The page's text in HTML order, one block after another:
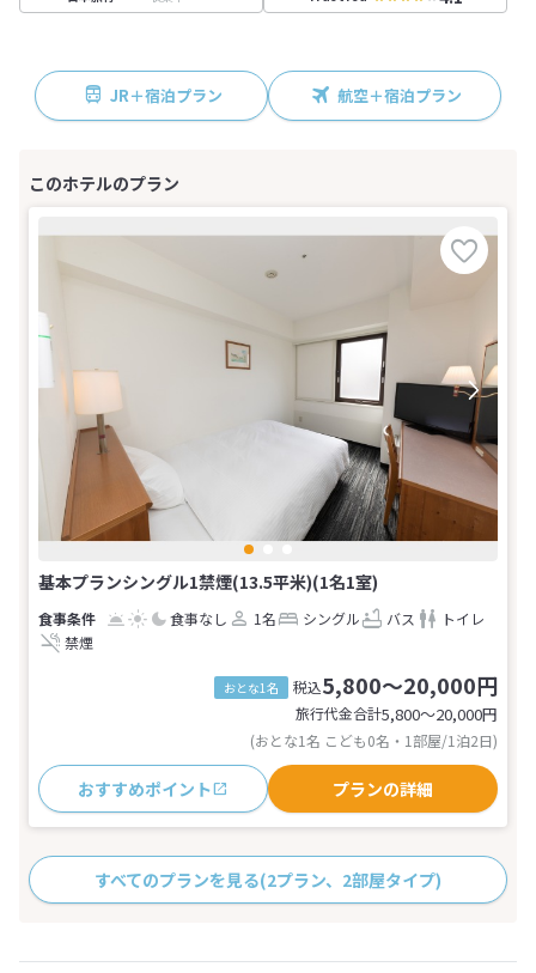
JR＋宿泊プラン 航空＋宿泊プラン
基本プランシングル1禁煙(13.5平米)(1名1室)
食事なし 1名 シングル バス
トイレ
禁煙
おとな1名 税込5,800～20,000円
旅行代金合計5,800〜20,000円
(おとな1名 こども0名・1部屋/1泊2日)
おすすめポイント プランの詳細
すべてのプランを見る(2プラン、2部屋タイプ)